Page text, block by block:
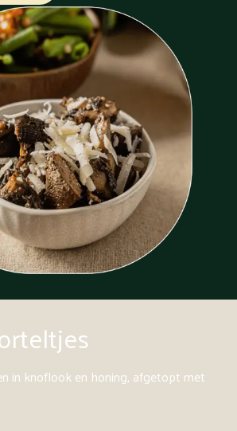
in knoflook en honing, afgetopt met